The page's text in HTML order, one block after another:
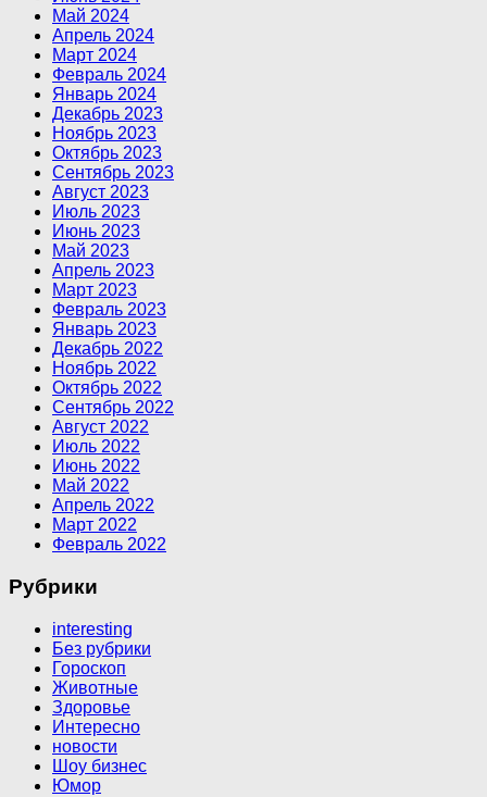
Май 2024
Апрель 2024
Март 2024
Февраль 2024
Январь 2024
Декабрь 2023
Ноябрь 2023
Октябрь 2023
Сентябрь 2023
Август 2023
Июль 2023
Июнь 2023
Май 2023
Апрель 2023
Март 2023
Февраль 2023
Январь 2023
Декабрь 2022
Ноябрь 2022
Октябрь 2022
Сентябрь 2022
Август 2022
Июль 2022
Июнь 2022
Май 2022
Апрель 2022
Март 2022
Февраль 2022
Рубрики
interesting
Без рубрики
Гороскоп
Животные
Здоровье
Интересно
новости
Шоу бизнес
Юмор